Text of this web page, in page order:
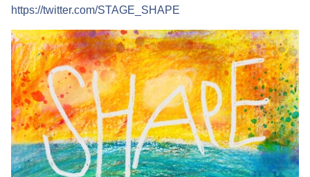
https://twitter.com/STAGE_SHAPE